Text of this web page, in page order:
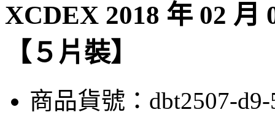
XCDEX 2018 年 02 月
【５片裝】
商品貨號：dbt2507-d9-